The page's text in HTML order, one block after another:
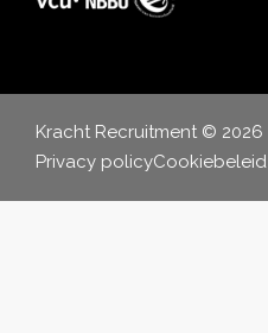
Kracht Recruitment © 2026
Privacy policyCookiebeleid